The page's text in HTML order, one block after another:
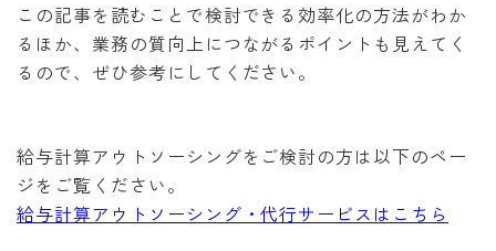
この記事を読むことで検討できる効率化の方法がわか
るほか、業務の質向上につながるポイントも見えてく
るので、ぜひ参考にしてください。
給与計算アウトソーシングをご検討の方は以下のペー
ジをご覧ください。
給与計算アウトソーシング・代行サービスはこちら